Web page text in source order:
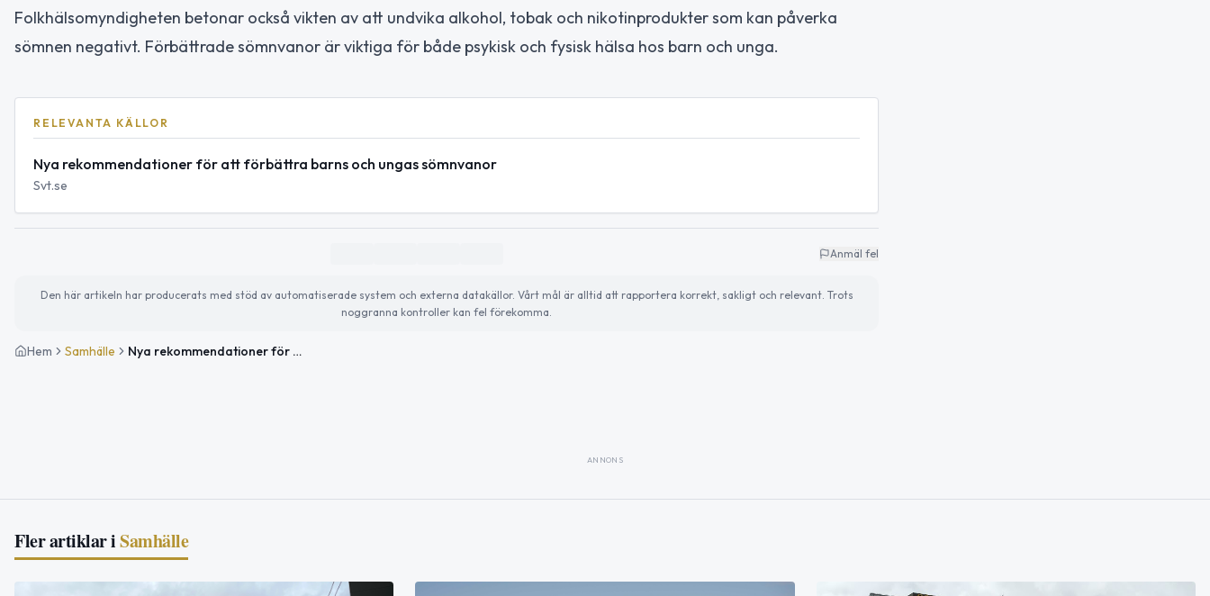
Folkhälsomyndigheten betonar också vikten av att undvika alkohol, tobak och nikotinprodukter som kan påverka
sömnen negativt. Förbättrade sömnvanor är viktiga för både psykisk och fysisk hälsa hos barn och unga.
RELEVANTA KÄLLOR
Nya rekommendationer för att förbättra barns och ungas sömnvanor
Svt.se
Anmäl fel
Den här artikeln har producerats med stöd av automatiserade system och externa datakällor. Vårt mål är alltid att rapportera korrekt, sakligt och relevant. Trots
noggranna kontroller kan fel förekomma.
Hem Samhälle Nya rekommendationer för bättre sömn hos barn och unga
ANNONS
Fler artiklar iSamhälle